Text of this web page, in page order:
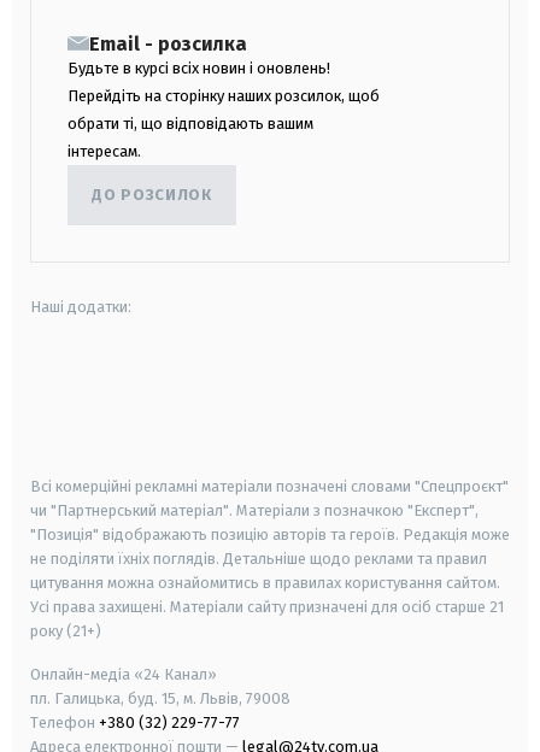
Email - розсилка
Будьте в курсі всіх новин і оновлень!
Перейдіть на сторінку наших розсилок, щоб
обрати ті, що відповідають вашим
інтересам.
ДО РОЗСИЛОК
Наші додатки:
Всі комерційні рекламні матеріали позначені словами "Спецпроєкт"
чи "Партнерський матеріал". Матеріали з позначкою "Експерт",
"Позиція" відображають позицію авторів та героїв. Редакція може
не поділяти їхніх поглядів. Детальніше щодо реклами та правил
цитування можна ознайомитись в правилах користування сайтом.
Усі права захищені. Матеріали сайту призначені для осіб старше 21
року (21+)
Онлайн-медіа «24 Канал»
пл. Галицька, буд. 15, м. Львів, 79008
Телефон +380 (32) 229-77-77
Адреса електронної пошти — legal@24tv.com.ua